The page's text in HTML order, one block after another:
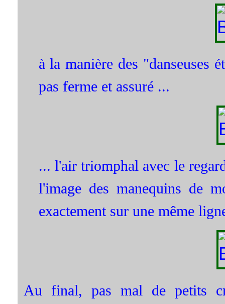
à la manière des "danseuses
pas ferme et assuré ...
... l'air triomphal avec le
l'image des manequins de
exactement sur une même
Au final, pas mal de petits